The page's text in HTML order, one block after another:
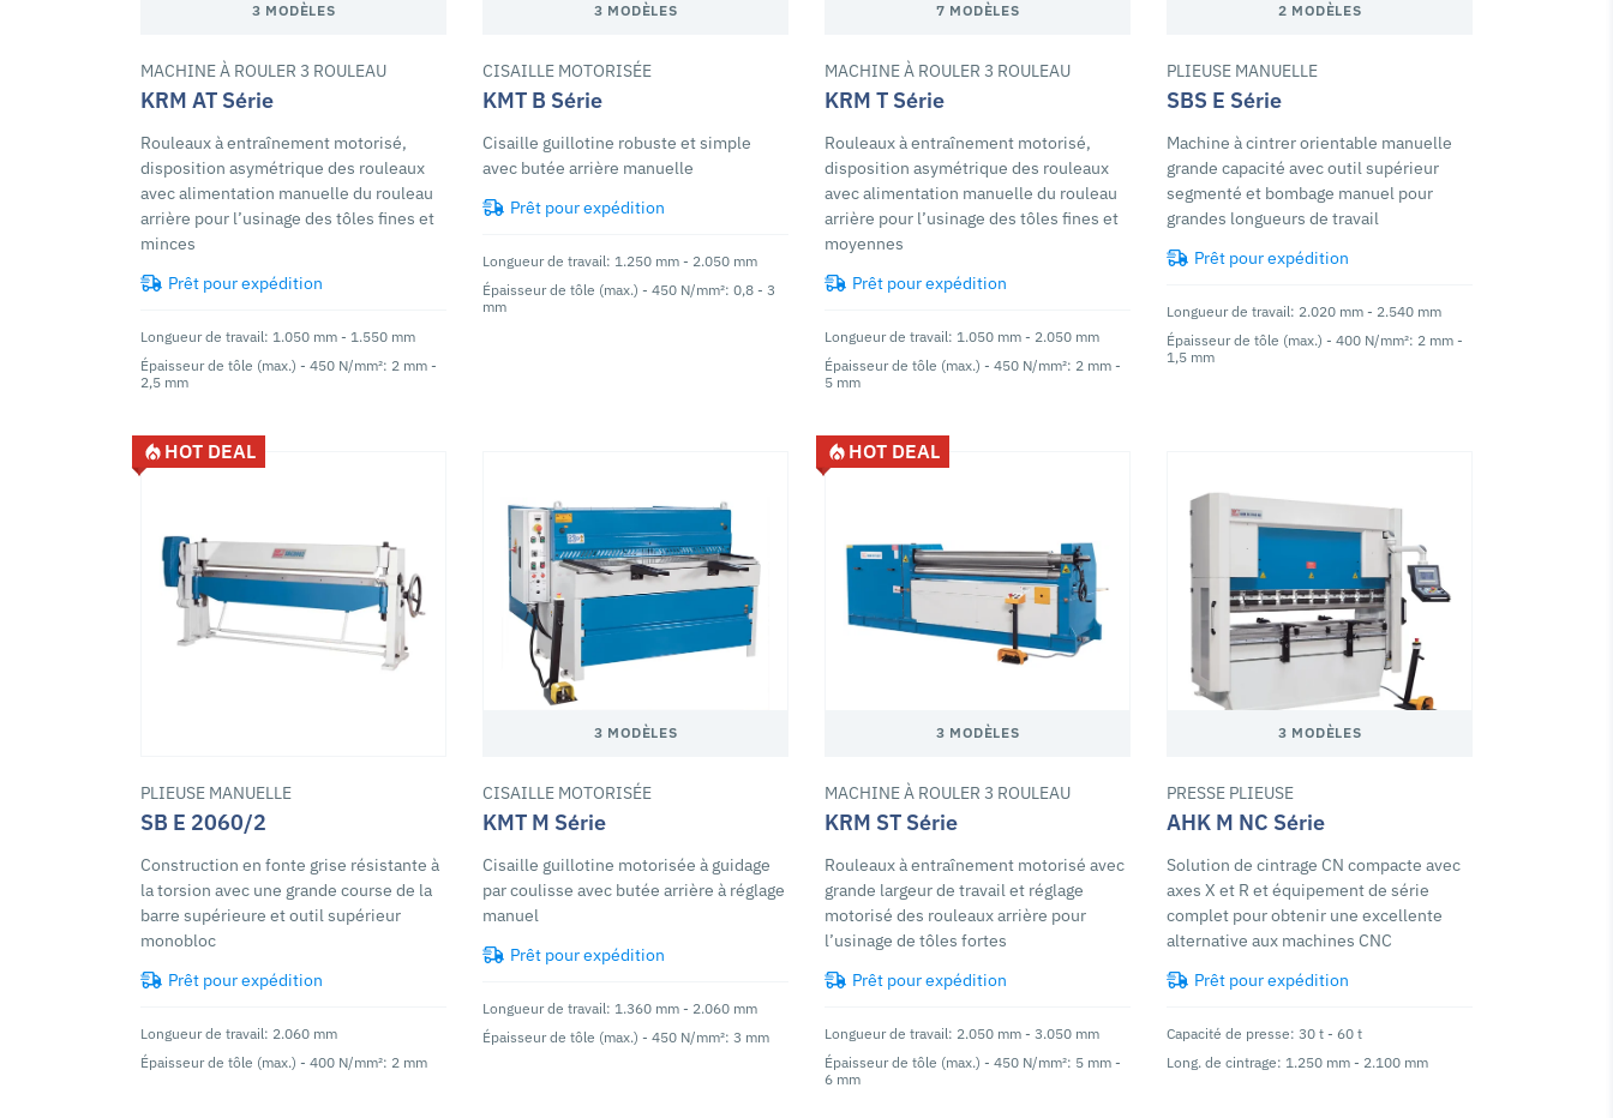
3 MODÈLES
MACHINE À ROULER 3 ROULEAU
KRM AT Série
Rouleaux à entraînement motorisé,
disposition asymétrique des rouleaux
avec alimentation manuelle du rouleau
arrière pour l’usinage des tôles fines et
minces
Prêt pour expédition
Longueur de travail: 1.050 mm - 1.550 mm
Épaisseur de tôle (max.) - 450 N/mm²: 2 mm -
2,5 mm
3 MODÈLES
CISAILLE MOTORISÉE
KMT B Série
Cisaille guillotine robuste et simple
avec butée arrière manuelle
Prêt pour expédition
Longueur de travail: 1.250 mm - 2.050 mm
Épaisseur de tôle (max.) - 450 N/mm²: 0,8 - 3
mm
7 MODÈLES
MACHINE À ROULER 3 ROULEAU
KRM T Série
Rouleaux à entraînement motorisé,
disposition asymétrique des rouleaux
avec alimentation manuelle du rouleau
arrière pour l’usinage des tôles fines et
moyennes
Prêt pour expédition
Longueur de travail: 1.050 mm - 2.050 mm
Épaisseur de tôle (max.) - 450 N/mm²: 2 mm -
5 mm
2 MODÈLES
PLIEUSE MANUELLE
SBS E Série
Machine à cintrer orientable manuelle
grande capacité avec outil supérieur
segmenté et bombage manuel pour
grandes longueurs de travail
Prêt pour expédition
Longueur de travail: 2.020 mm - 2.540 mm
Épaisseur de tôle (max.) - 400 N/mm²: 2 mm -
1,5 mm
HOT DEAL
PLIEUSE MANUELLE
SB E 2060/2
Construction en fonte grise résistante à
la torsion avec une grande course de la
barre supérieure et outil supérieur
monobloc
Prêt pour expédition
Longueur de travail: 2.060 mm
Épaisseur de tôle (max.) - 400 N/mm²: 2 mm
3 MODÈLES
CISAILLE MOTORISÉE
KMT M Série
Cisaille guillotine motorisée à guidage
par coulisse avec butée arrière à réglage
manuel
Prêt pour expédition
Longueur de travail: 1.360 mm - 2.060 mm
Épaisseur de tôle (max.) - 450 N/mm²: 3 mm
HOT DEAL
3 MODÈLES
MACHINE À ROULER 3 ROULEAU
KRM ST Série
Rouleaux à entraînement motorisé avec
grande largeur de travail et réglage
motorisé des rouleaux arrière pour
l’usinage de tôles fortes
Prêt pour expédition
Longueur de travail: 2.050 mm - 3.050 mm
Épaisseur de tôle (max.) - 450 N/mm²: 5 mm -
6 mm
3 MODÈLES
PRESSE PLIEUSE
AHK M NC Série
Solution de cintrage CN compacte avec
axes X et R et équipement de série
complet pour obtenir une excellente
alternative aux machines CNC
Prêt pour expédition
Capacité de presse: 30 t - 60 t
Long. de cintrage: 1.250 mm - 2.100 mm